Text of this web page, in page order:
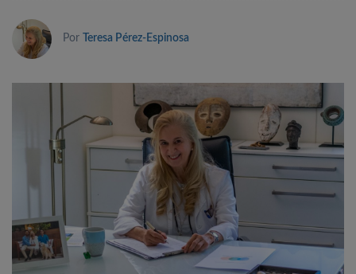
Por Teresa Pérez-Espinosa